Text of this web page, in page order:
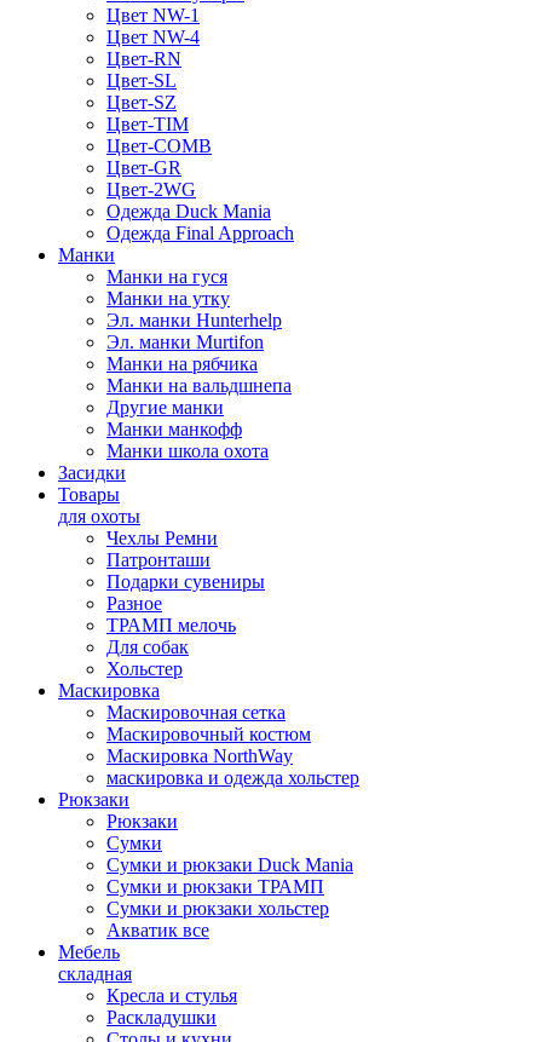
Цвет NW-1
Цвет NW-4
Цвет-RN
Цвет-SL
Цвет-SZ
Цвет-TIM
Цвет-COMB
Цвет-GR
Цвет-2WG
Одежда Duck Mania
Одежда Final Approach
Манки
Манки на гуся
Манки на утку
Эл. манки Hunterhelp
Эл. манки Murtifon
Манки на рябчика
Манки на вальдшнепа
Другие манки
Манки манкофф
Манки школа охота
Засидки
Товары
для охоты
Чехлы Ремни
Патронташи
Подарки сувениры
Разное
ТРАМП мелочь
Для собак
Хольстер
Маскировка
Маскировочная сетка
Маскировочный костюм
Маскировка NorthWay
маскировка и одежда хольстер
Рюкзаки
Рюкзаки
Сумки
Сумки и рюкзаки Duck Mania
Сумки и рюкзаки ТРАМП
Сумки и рюкзаки хольстер
Акватик все
Мебель
складная
Кресла и стулья
Раскладушки